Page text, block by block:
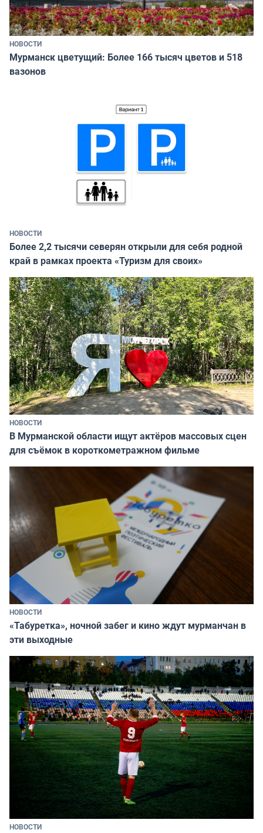
НОВОСТИ
Мурманск цветущий: Более 166 тысяч цветов и 518
вазонов
НОВОСТИ
Более 2,2 тысячи северян открыли для себя родной
край в рамках проекта «Туризм для своих»
НОВОСТИ
В Мурманской области ищут актёров массовых сцен
для съёмок в короткометражном фильме
НОВОСТИ
«Табуретка», ночной забег и кино ждут мурманчан в
эти выходные
НОВОСТИ